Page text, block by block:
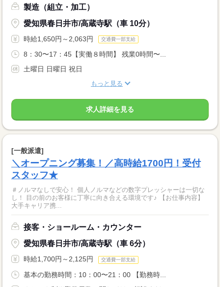
製造（組立・加工）
愛知県春日井市/高蔵寺駅（車 10分）
時給1,650円～2,063円 交通費一部支給
8：30〜17：45【実働８時間】 残業0時間〜...
土曜日 日曜日 祝日
もっと見る
求人詳細を見る
[一般派遣]
＼オープニング募集！／高時給1700円！受付
スタッフ★
＃ノルマなしで安心！ 個人ノルマなどの数字プレッシャーは一切な
し！ 目の前のお客様に丁寧に向き合える環境です♪ 【お仕事内容】
大手キャリア携...
接客・ショールーム・カウンター
愛知県春日井市/高蔵寺駅（車 6分）
時給1,700円～2,125円 交通費一部支給
基本の勤務時間：10：00〜21：00 【勤務時...